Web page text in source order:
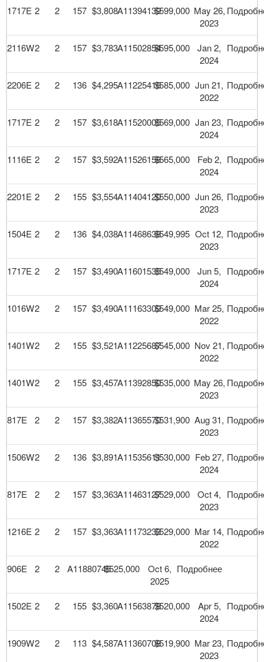
1717E 2 2 157 $3,808A11394139$599,000 May 26,
2023
2116W2 2 157 $3,783A11502854$595,000
Jan 2,
2024
2206E 2 2 136 $4,295A11225416$585,000 Jun 21,
2022
1717E 2 2 157 $3,618A11520005$569,000 Jan 23,
2024
1116E 2 2 157 $3,592A11526158$565,000
Feb 2,
2024
2201E 2 2 155 $3,554A11404120$550,000 Jun 26,
2023
1504E 2 2 136 $4,038A11468638$549,995 Oct 12,
2023
1717E 2 2 157 $3,490A11601535$549,000
Jun 5,
2024
1016W2 2 157 $3,490A11163309$549,000 Mar 25,
2022
1401W2 2 155 $3,521A11225687$545,000 Nov 21,
2022
1401W2 2 155 $3,457A11392850$535,000 May 26,
2023
817E 2 2 157 $3,382A11365570$531,900 Aug 31,
2023
1506W2 2 136 $3,891A11535611$530,000 Feb 27,
2024
817E 2 2 157 $3,363A11463127$529,000
Oct 4,
2023
1216E 2 2 157 $3,363A11173233$529,000 Mar 14,
2022
906E 2 2 A11880745$525,000
Oct 6,
2025
Подробнее
1502E 2 2 155 $3,360A11563878$520,000
Apr 5,
2024
1909W2 2 113 $4,587A11360708$519,900 Mar 23,
2023